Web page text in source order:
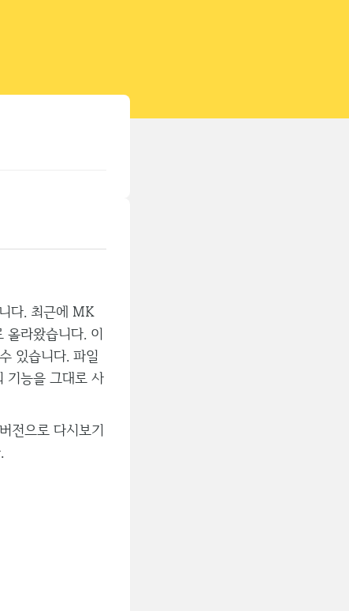
다. 최근에 MK
올라왔습니다. 이
있습니다. 파일
기능을 그대로 사
전으로 다시보기